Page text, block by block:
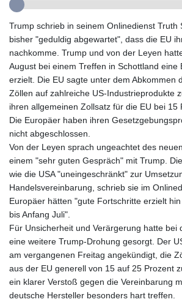
GTQ
GYD
HKD
HNL
HRK
HTG
HUF
IDR
IMP 0.85598
INR
IQD
IRR
ISK
JEP
JMD
JOD
JPY
KES
Trump schrieb in seinem Onlinedienst Truth
bisher "geduldig abgewartet", dass die EU
nachkomme. Trump und von der Leyen
August bei einem Treffen in Schottland eine
erzielt. Die EU sagte unter dem Abkommen
Zöllen auf zahlreiche US-Industrieprodukte
ihren allgemeinen Zollsatz für die EU bei 15
Die Europäer haben ihren
nicht abgeschlossen.
Von der Leyen sprach ungeachtet des
einem "sehr guten Gespräch" mit Trump.
wie die USA "uneingeschränkt" zur
Handelsvereinbarung, schrieb sie im
Europäer hätten "gute Fortschritte erzielt
bis Anfang Juli".
Für Unsicherheit und Verärgerung hatte bei
eine weitere Trump-Drohung gesorgt. Der
am vergangenen Freitag angekündigt, die
aus der EU generell von 15 auf 25 Prozent
ein klarer Verstoß gegen die Vereinbarung
deutsche Hersteller besonders hart treffen.